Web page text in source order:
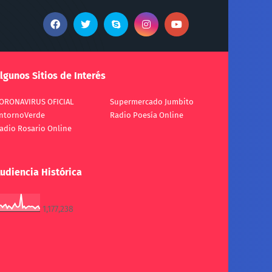
Sitios de Interés
OFICIAL
Supermercado Jumbito
Radio Poesía Online
Rosario Online
Histórica
1,177,238